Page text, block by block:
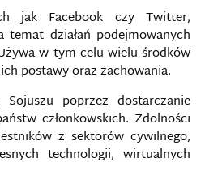
jak Facebook czy Twitter,
działań podejmowanych
w tym celu wielu środków
postawy oraz zachowania.
poprzez dostarczanie
członkowskich. Zdolności
z sektorów cywilnego,
technologii, wirtualnych